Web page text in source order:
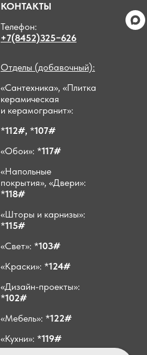
КОНТАКТЫ
Телефон:
+7(8452)325−626
Отделы (добавочный):
«Сантехника», «Плитка
керамическая
и керамогранит»:
*112#, *107#
«Обои»: *117#
«Напольные
покрытия», «Двери»:
*118#
«Шторы и карнизы»:
*115#
«Свет»: *103#
«Краски»: *124#
«Дизайн-проекты»:
*102#
«Мебель»: *122#
«Кухни»: *119#